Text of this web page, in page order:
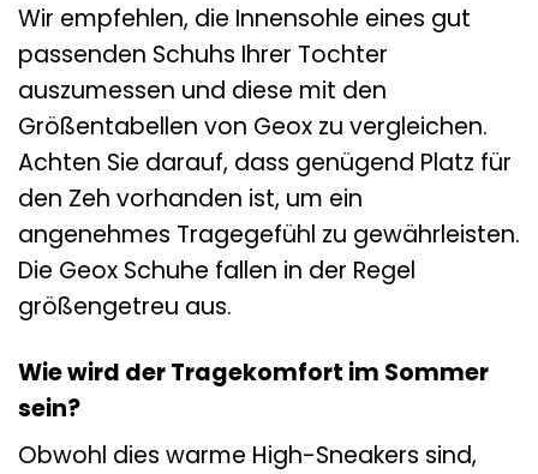
Wir empfehlen, die Innensohle eines gut
passenden Schuhs Ihrer Tochter
auszumessen und diese mit den
Größentabellen von Geox zu vergleichen.
Achten Sie darauf, dass genügend Platz für
den Zeh vorhanden ist, um ein
angenehmes Tragegefühl zu gewährleisten.
Die Geox Schuhe fallen in der Regel
größengetreu aus.
Wie wird der Tragekomfort im Sommer
sein?
Obwohl dies warme High-Sneakers sind,